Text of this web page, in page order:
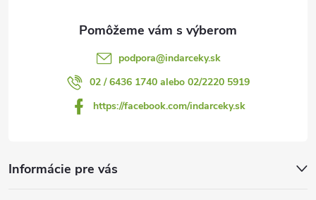
podpora@indarceky.sk
02 / 6436 1740 alebo 02/2220 5919
https://facebook.com/indarceky.sk
Informácie pre vás